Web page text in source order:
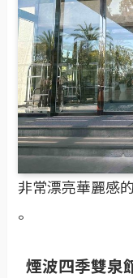
非常漂亮華麗感
。
煙波四季雙泉